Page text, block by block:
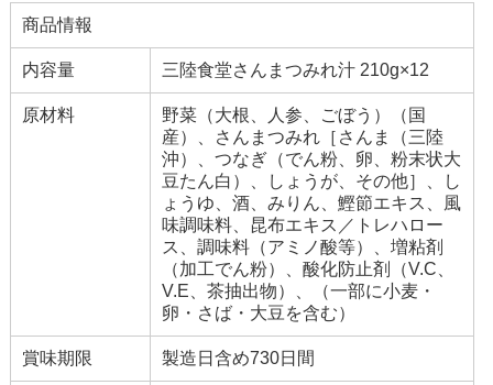
商品情報
内容量 三陸食堂さんまつみれ汁 210g×12
原材料
野菜（大根、人参、ごぼう）（国
産）、さんまつみれ［さんま（三陸
沖）、つなぎ（でん粉、卵、粉末状大
豆たん白）、しょうが、その他］、し
ょうゆ、酒、みりん、鰹節エキス、風
味調味料、昆布エキス／トレハロー
ス、調味料（アミノ酸等）、増粘剤
（加工でん粉）、酸化防止剤（V.C、
V.E、茶抽出物）、（一部に小麦・
卵・さば・大豆を含む）
賞味期限 製造日含め730日間